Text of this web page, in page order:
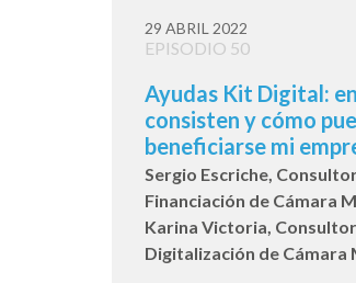
29 ABRIL 2022
EPISODIO 50
Ayudas Kit Digital:
consisten y cómo
beneficiarse mi
Sergio Escriche,
Financiación de Cámara
Karina Victoria,
Digitalización de Cámara